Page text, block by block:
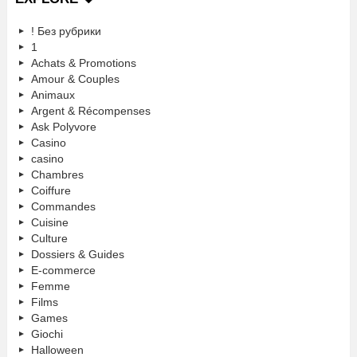
! Без рубрики
1
Achats & Promotions
Amour & Couples
Animaux
Argent & Récompenses
Ask Polyvore
Casino
casino
Chambres
Coiffure
Commandes
Cuisine
Culture
Dossiers & Guides
E-commerce
Femme
Films
Games
Giochi
Halloween